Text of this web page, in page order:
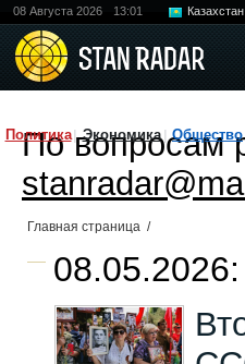
08 Августа 2026 13:01 Казахстан
Политика Экономика Общество
По вопросам
Главная страница /
08.05.2026: